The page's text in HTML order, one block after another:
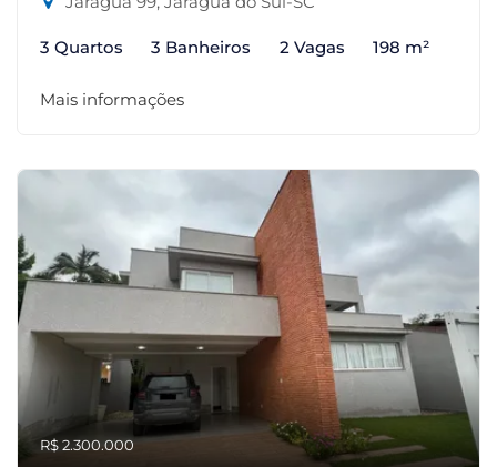
3 Quartos 3 Banheiros 2 Vagas 198 m²
Mais informações
R$ 2.300.000